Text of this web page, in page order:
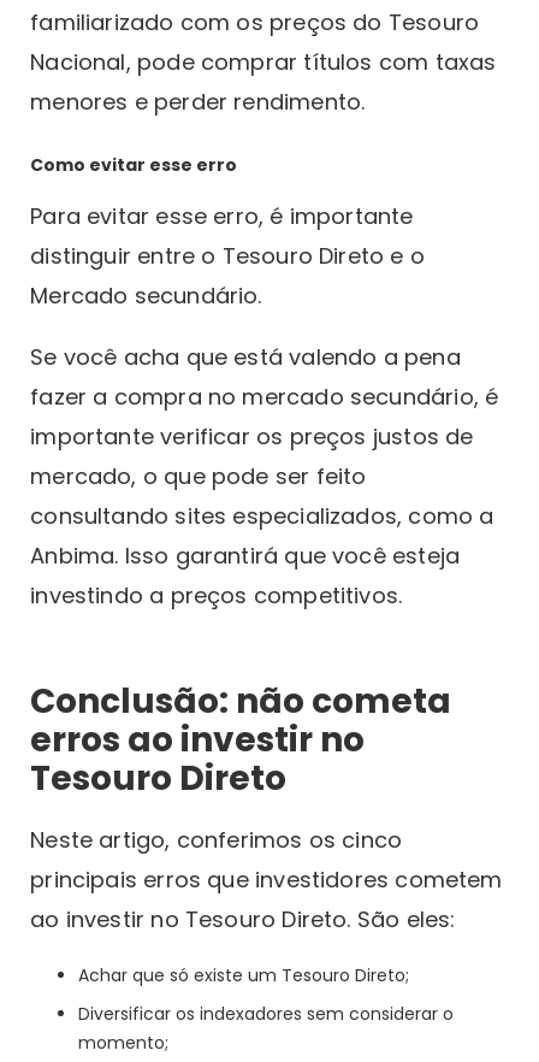
familiarizado com os preços do Tesouro
Nacional, pode comprar títulos com taxas
menores e perder rendimento.
Como evitar esse erro
Para evitar esse erro, é importante
distinguir entre o Tesouro Direto e o
Mercado secundário.
Se você acha que está valendo a pena
fazer a compra no mercado secundário, é
importante verificar os preços justos de
mercado, o que pode ser feito
consultando sites especializados, como a
Anbima. Isso garantirá que você esteja
investindo a preços competitivos.
Conclusão: não cometa
erros ao investir no
Tesouro Direto
Neste artigo, conferimos os cinco
principais erros que investidores cometem
ao investir no Tesouro Direto. São eles:
Achar que só existe um Tesouro Direto;
Diversificar os indexadores sem considerar o
momento;